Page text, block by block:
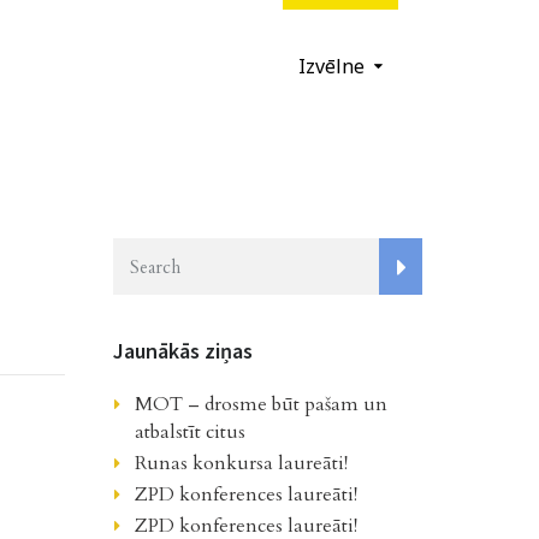
Izvēlne
Jaunākās ziņas
MOT – drosme būt pašam un
atbalstīt citus
Runas konkursa laureāti!
ZPD konferences laureāti!
ZPD konferences laureāti!